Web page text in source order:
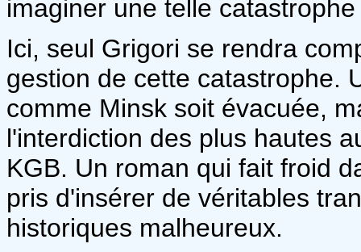
imaginer une telle
Ici, seul Grigori se rendra
gestion de cette catastrophe.
comme Minsk soit évacuée,
l'interdiction des plus hautes
KGB. Un roman qui fait froid
pris d'insérer de véritables
historiques malheureux.